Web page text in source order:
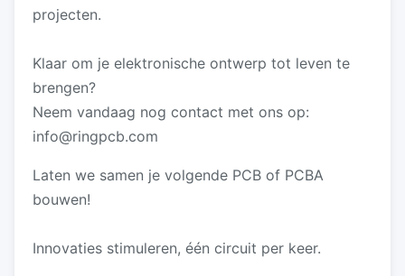
projecten.
Klaar om je elektronische ontwerp tot leven te
brengen?
Neem vandaag nog contact met ons op:
info@ringpcb.com
Laten we samen je volgende PCB of PCBA
bouwen!
Innovaties stimuleren, één circuit per keer.